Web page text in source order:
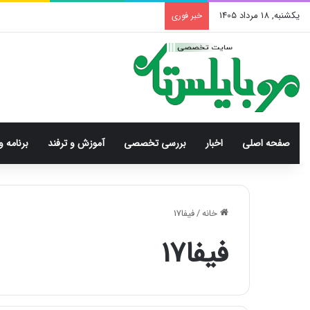
یکشنبه, 18 مرداد 1405 خبر فوری
صفحه اصلی اخبار بررسی‌ تخصصی آموزش و ترفند برنامه
خانه/فیفا17
فیفا17